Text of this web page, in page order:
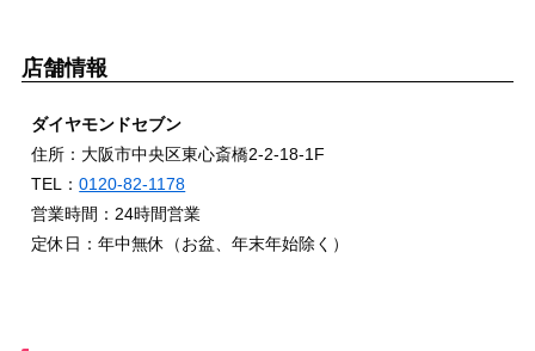
店舗情報
ダイヤモンドセブン
住所：大阪市中央区東心斎橋2-2-18-1F
TEL：0120-82-1178
営業時間：24時間営業
定休日：年中無休（お盆、年末年始除く）